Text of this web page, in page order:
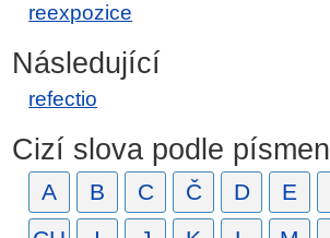
reexpozice
Následující
refectio
Cizí slova podle písmen
A B C Č D E